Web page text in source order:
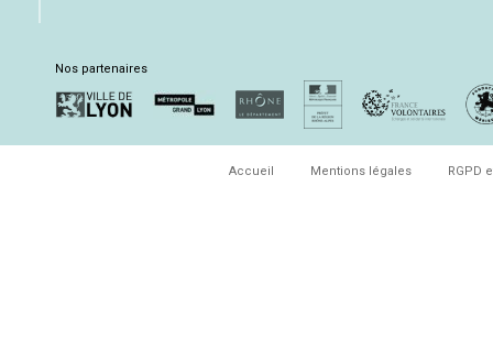
Nos partenaires
Accueil Mentions légales RGPD